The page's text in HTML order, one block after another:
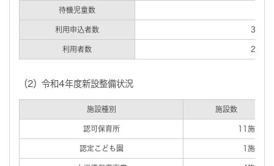
待機児童数
利用申込者数
利用者数
（2）令和4年度新設整備状況
施設種別 施設数
認可保育所 11施設
認定こども園 1施設